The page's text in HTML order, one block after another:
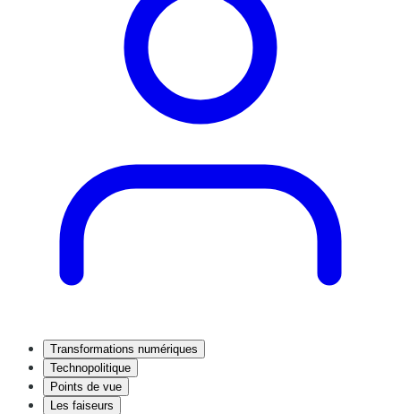
Transformations numériques
Technopolitique
Points de vue
Les faiseurs